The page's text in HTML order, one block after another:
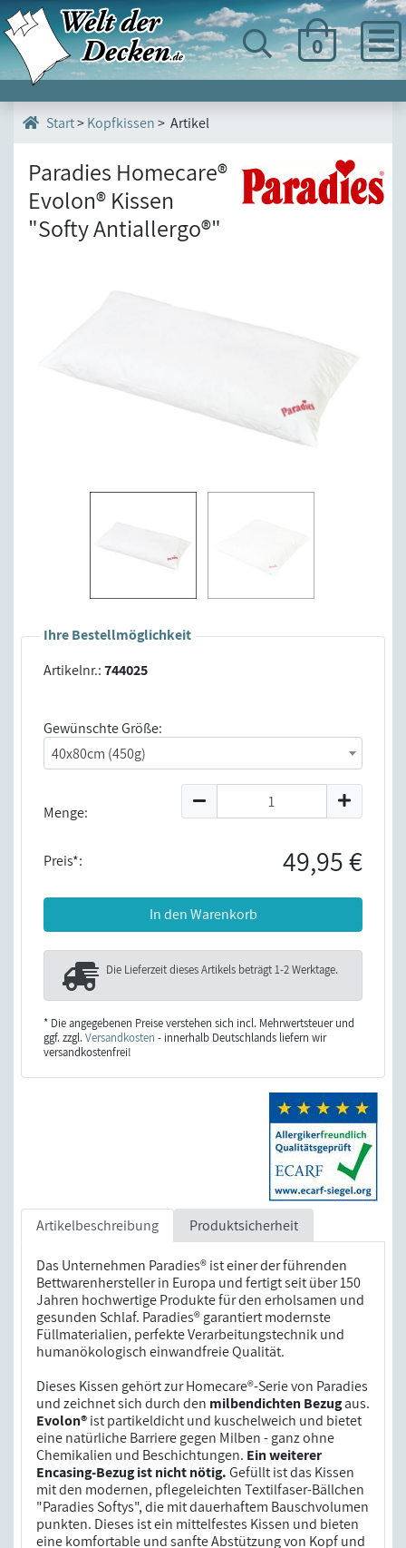
0
Start>Kopfkissen> Artikel
Paradies Homecare®
Evolon® Kissen
"Softy Antiallergo®"
Ihre Bestellmöglichkeit
Artikelnr.:744025
Gewünschte Größe:
40x80cm (450g)
Menge:
Preis*: 49,95 €
In den Warenkorb
Die Lieferzeit dieses Artikels beträgt1-2 Werktage.
* Die angegebenen Preise verstehen sich incl. Mehrwertsteuer und
ggf. zzgl.Versandkosten - innerhalb Deutschlands liefern wir
versandkostenfrei!
Artikelbeschreibung Produktsicherheit
Das Unternehmen Paradies® ist einer der führenden
Bettwarenhersteller in Europa und fertigt seit über 150
Jahren hochwertige Produkte für den erholsamen und
gesunden Schlaf. Paradies® garantiert modernste
Füllmaterialien, perfekte Verarbeitungstechnik und
humanökologisch einwandfreie Qualität.
Dieses Kissen gehört zur Homecare®-Serie von Paradies
und zeichnet sich durch den milbendichten Bezugaus.
Evolon®ist partikeldicht und kuschelweich und bietet
eine natürliche Barriere gegen Milben - ganz ohne
Chemikalien und Beschichtungen. Ein weiterer
Encasing-Bezug ist nicht nötig.Gefüllt ist das Kissen
mit den modernen, pflegeleichten Textilfaser-Bällchen
"Paradies Softys", die mit dauerhaftem Bauschvolumen
punkten. Dieses ist ein mittelfestes Kissen und bieten
eine komfortable und sanfte Abstützung von Kopf und